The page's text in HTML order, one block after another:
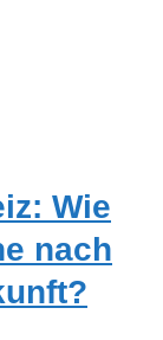
Wie
nach